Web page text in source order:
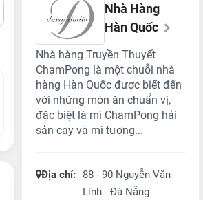
Nhà Hàng
Hàn Quốc
Nhà hàng Truyền Thuyết
ChamPong là một chuỗi nhà
hàng Hàn Quốc được biết đến
với những món ăn chuẩn vị,
đặc biệt là mì ChamPong hải
sản cay và mì tương...
Địa chỉ:
88 - 90 Nguyễn Văn
Linh - Đà Nẵng